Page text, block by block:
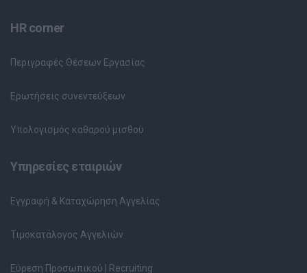
HR corner
Περιγραφές Θέσεων Εργασίας
Ερωτήσεις συνεντεύξεων
Υπολογισμός καθαρού μισθού
Υπηρεσίες εταιριών
Εγγραφή & Καταχώρηση Αγγελίας
Τιμοκατάλογος Αγγελιών
Εύρεση Προσωπικού | Recruiting